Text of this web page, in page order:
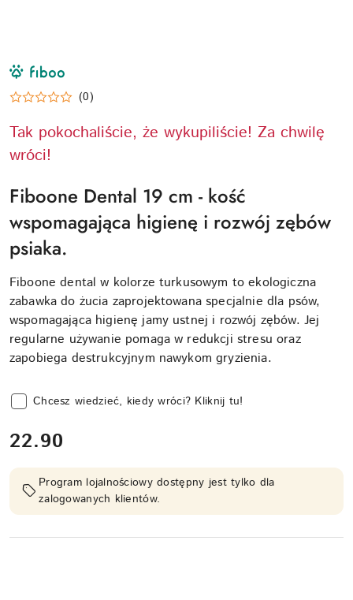
NAZWA
PRODUCENTA:
FIBOO (0)
Tak pokochaliście, że wykupiliście! Za chwilę
wróci!
Fiboone Dental 19 cm - kość
wspomagająca higienę i rozwój zębów
psiaka.
Fiboone dental w kolorze turkusowym to ekologiczna
zabawka do żucia zaprojektowana specjalnie dla psów,
wspomagająca higienę jamy ustnej i rozwój zębów. Jej
regularne używanie pomaga w redukcji stresu oraz
zapobiega destrukcyjnym nawykom gryzienia.
Chcesz wiedzieć, kiedy wróci? Kliknij tu!
cena:
22.90
Program lojalnościowy dostępny jest tylko dla
zalogowanych klientów.